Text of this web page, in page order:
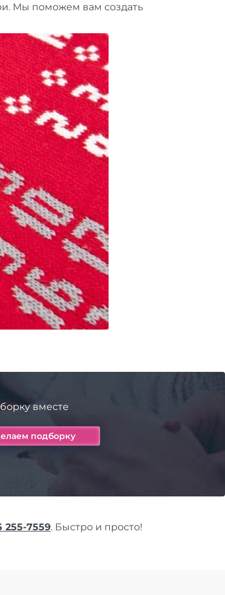
Мы поможем вам создать
вместе
255-7559. Быстро и просто!